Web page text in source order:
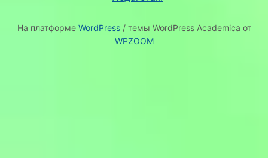
На платформе WordPress/ темы WordPress Academica от
WPZOOM